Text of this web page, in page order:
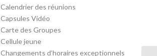
Calendrier des réunions
Capsules Vidéo
Carte des Groupes
Cellule jeune
Changements d’horaires exceptionnels